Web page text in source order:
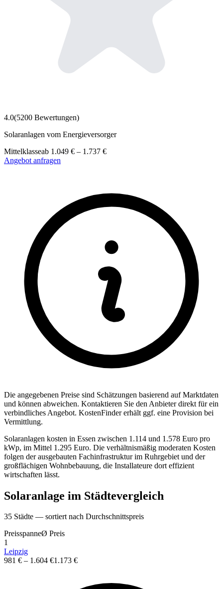
4.0(5200 Bewertungen)
Solaranlagen vom Energieversorger
Mittelklasseab 1.049 € – 1.737 €
Angebot anfragen
Die angegebenen Preise sind Schätzungen basierend auf Marktdaten
und können abweichen. Kontaktieren Sie den Anbieter direkt für ein
verbindliches Angebot. KostenFinder erhält ggf. eine Provision bei
Vermittlung.
Solaranlagen kosten in Essen zwischen 1.114 und 1.578 Euro pro
kWp, im Mittel 1.295 Euro. Die verhältnismäßig moderaten Kosten
folgen der ausgebauten Fachinfrastruktur im Ruhrgebiet und der
großflächigen Wohnbebauung, die Installateure dort effizient
wirtschaften lässt.
Solaranlage im Städtevergleich
35 Städte — sortiert nach Durchschnittspreis
PreisspanneØ Preis
1
Leipzig
981 € – 1.604 €1.173 €